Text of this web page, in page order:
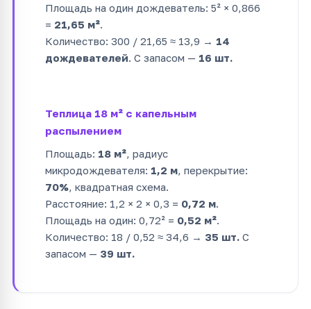
Площадь на один дождеватель: 5² × 0,866
= 21,65 м².
Количество: 300 / 21,65 ≈ 13,9 → 14
дождевателей. С запасом — 16 шт.
Теплица 18 м² с капельным
распылением
Площадь: 18 м², радиус
микродождевателя: 1,2 м, перекрытие:
70%, квадратная схема.
Расстояние: 1,2 × 2 × 0,3 = 0,72 м.
Площадь на один: 0,72² = 0,52 м².
Количество: 18 / 0,52 ≈ 34,6 → 35 шт. С
запасом — 39 шт.